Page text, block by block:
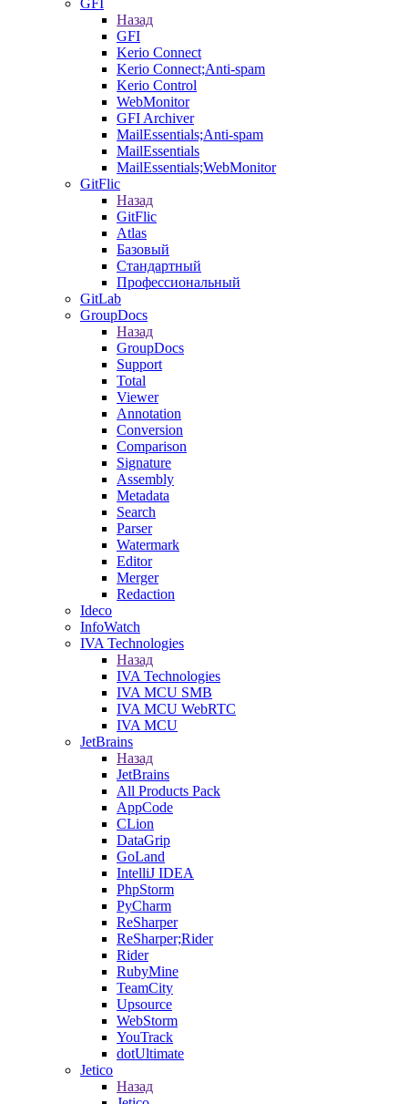
GFI
Назад
GFI
Kerio Connect
Kerio Connect;Anti-spam
Kerio Control
WebMonitor
GFI Archiver
MailEssentials;Anti-spam
MailEssentials
MailEssentials;WebMonitor
GitFlic
Назад
GitFlic
Atlas
Базовый
Стандартный
Профессиональный
GitLab
GroupDocs
Назад
GroupDocs
Support
Total
Viewer
Annotation
Conversion
Comparison
Signature
Assembly
Metadata
Search
Parser
Watermark
Editor
Merger
Redaction
Ideco
InfoWatch
IVA Technologies
Назад
IVA Technologies
IVA MCU SMB
IVA MCU WebRTC
IVA MCU
JetBrains
Назад
JetBrains
All Products Pack
AppCode
CLion
DataGrip
GoLand
IntelliJ IDEA
PhpStorm
PyCharm
ReSharper
ReSharper;Rider
Rider
RubyMine
TeamCity
Upsource
WebStorm
YouTrack
dotUltimate
Jetico
Назад